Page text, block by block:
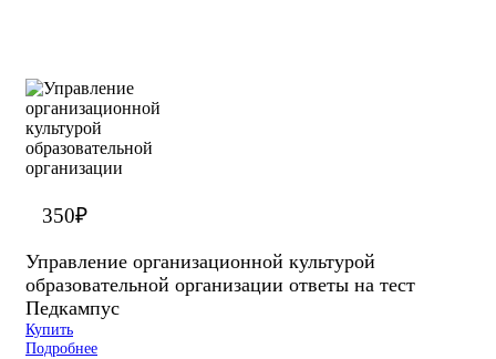
350₽
Управление организационной культурой
образовательной организации ответы на тест
Педкампус
Купить
Подробнее